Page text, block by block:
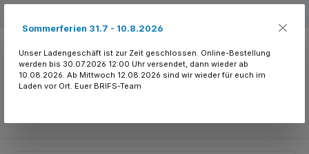
Sommerferien 31.7 - 10.8.2026
Unser Ladengeschäft ist zur Zeit geschlossen. Online-Bestellung
werden bis 30.07.2026 12:00 Uhr versendet, dann wieder ab
10.08.2026. Ab Mittwoch 12.08.2026 sind wir wieder für euch im
Laden vor Ort. Euer BRIFS-Team